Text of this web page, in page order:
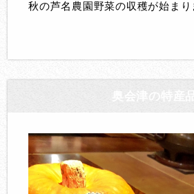
秋の芦名農園野菜の収穫が始まり
奥会津の特産